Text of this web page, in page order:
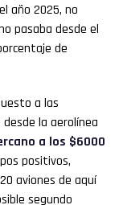
año 2025, no
pasaba desde el
de
a las
la aerolínea
a los $6000
positivos,
aviones de aquí
segundo